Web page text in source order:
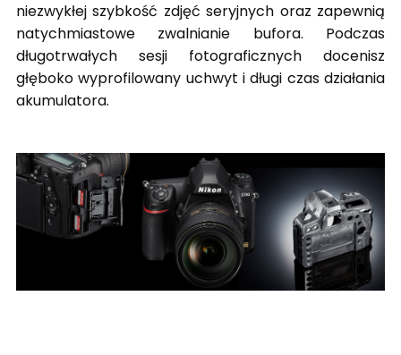
niezwykłej szybkość zdjęć seryjnych oraz zapewnią
natychmiastowe zwalnianie bufora. Podczas
długotrwałych sesji fotograficznych docenisz
głęboko wyprofilowany uchwyt i długi czas działania
akumulatora.